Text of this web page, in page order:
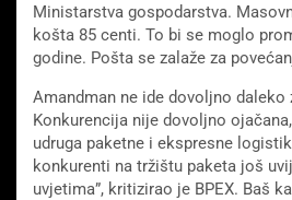
Ministarstva gospodarstva.
košta 85 centi. To bi se moglo
godine. Pošta se zalaže za
Amandman ne ide dovoljno daleko
Konkurencija nije dovoljno
udruga paketne i ekspresne
konkurenti na tržištu paketa još
uvjetima”, kritizirao je BPEX. Baš